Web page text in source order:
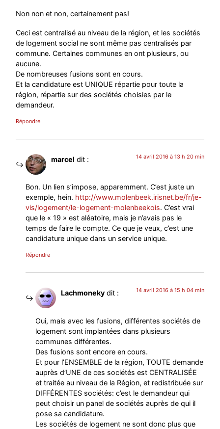
Non non et non, certainement pas!
Ceci est centralisé au niveau de la région, et les sociétés
de logement social ne sont même pas centralisés par
commune. Certaines communes en ont plusieurs, ou
aucune.
De nombreuses fusions sont en cours.
Et la candidature est UNIQUE répartie pour toute la
région, répartie sur des sociétés choisies par le
demandeur.
Répondre
marcel dit : 14 avril 2016 à 13 h 20 min
Bon. Un lien s’impose, apparemment. C’est juste un
exemple, hein. http://www.molenbeek.irisnet.be/fr/je-
vis/logement/le-logement-molenbeekois. C’est vrai
que le « 19 » est aléatoire, mais je n’avais pas le
temps de faire le compte. Ce que je veux, c’est une
candidature unique dans un service unique.
Répondre
Lachmoneky dit : 14 avril 2016 à 15 h 04 min
Oui, mais avec les fusions, différentes sociétés de
logement sont implantées dans plusieurs
communes différentes.
Des fusions sont encore en cours.
Et pour l’ENSEMBLE de la région, TOUTE demande
auprès d’UNE de ces sociétés est CENTRALISÉE
et traitée au niveau de la Région, et redistribuée sur
DIFFÉRENTES sociétés: c’est le demandeur qui
peut choisir un panel de sociétés auprès de qui il
pose sa candidature.
Les sociétés de logement ne sont donc plus que